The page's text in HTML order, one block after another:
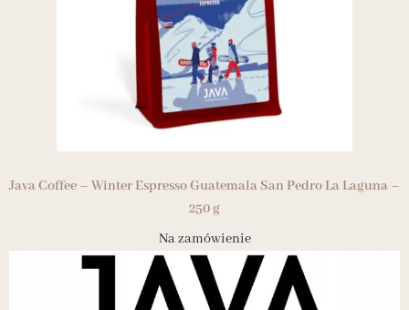
Java Coffee – Winter Espresso Guatemala San Pedro La Laguna –
250 g
Na zamówienie